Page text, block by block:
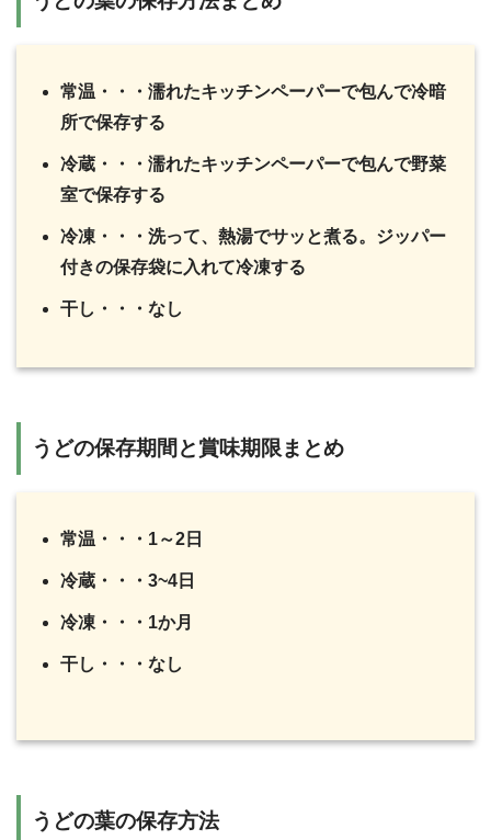
常温・・・濡れたキッチンペーパーで包んで冷暗
所で保存する
冷蔵・・・濡れたキッチンペーパーで包んで野菜
室で保存する
冷凍・・・洗って、熱湯でサッと煮る。ジッパー
付きの保存袋に入れて冷凍する
干し・・・なし
うどの保存期間と賞味期限まとめ
常温・・・1～2日
冷蔵・・・3~4日
冷凍・・・1か月
干し・・・なし
うどの葉の保存方法